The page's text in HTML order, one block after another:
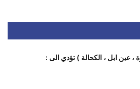
، عين ابل ، الكحالة ) تؤدي الى :